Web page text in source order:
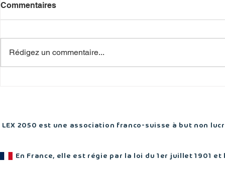
Commentaires
Rédigez un commentaire...
LEX 2050 est une association franco-suisse à but non
En France, elle est régie par la loi du 1er juillet 1901 et